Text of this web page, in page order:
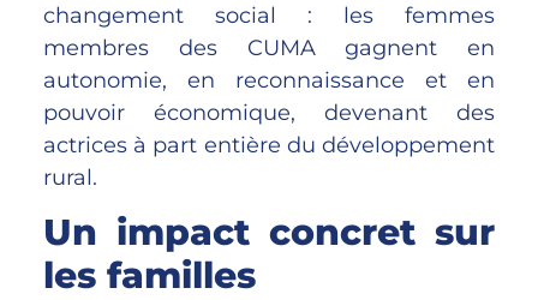
changement social : les femmes
membres des CUMA gagnent en
autonomie, en reconnaissance et en
pouvoir économique, devenant des
actrices à part entière du développement
rural.
Un impact concret sur
les familles